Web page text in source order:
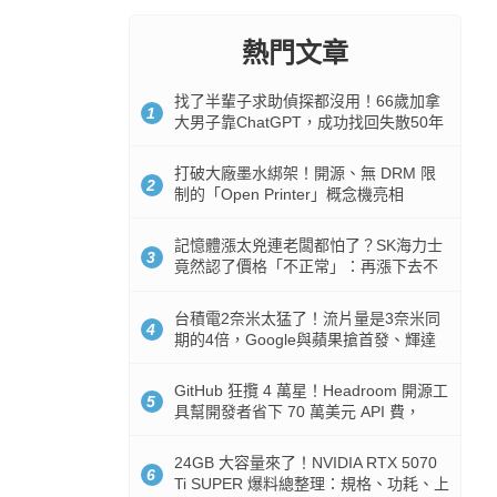
熱門文章
1
找了半輩子求助偵探都沒用！66歲加拿
大男子靠ChatGPT，成功找回失散50年
2
打破大廠墨水綁架！開源、無 DRM 限
制的「Open Printer」概念機亮相
3
記憶體漲太兇連老闆都怕了？SK海力士
竟然認了價格「不正常」：再漲下去不
4
台積電2奈米太猛了！流片量是3奈米同
期的4倍，Google與蘋果搶首發、輝達
5
GitHub 狂攬 4 萬星！Headroom 開源工
具幫開發者省下 70 萬美元 API 費，
6
24GB 大容量來了！NVIDIA RTX 5070
Ti SUPER 爆料總整理：規格、功耗、上